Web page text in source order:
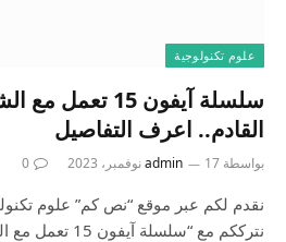
علوم تكنولوجية
القادم.. اعرف التفاصيل
بواسطة admin 17 نوفمبر، 2023 0
نقدم لكم عبر موقع “نص كم” علوم
نترككم مع “سلسلة آيفون 15 تعمل مع الشحن اللاسلكى Qi2…